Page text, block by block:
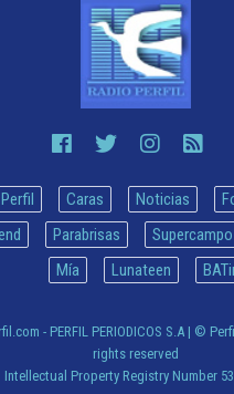
Caras Noticias
Parabrisas Supercampo
Mía
Lunateen
- PERFIL PERIODICOS S.A | ©
rights reserved
Intellectual Property Registry Number